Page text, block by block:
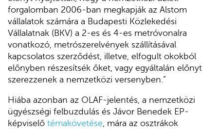
forgalomban 2006-ban megkapják az Alstom
vállalatok számára a Budapesti Közlekedési
Vállalatnak (BKV) a 2-es és 4-es metróvonalra
vonatkozó, metrószerelvények szállításával
kapcsolatos szerződést, illetve, elfogult okokból
előnyben részesítsék őket, vagy egyáltalán előnyt
szerezzenek a nemzetközi versenyben.”
Hiába azonban az OLAF-jelentés, a nemzetközi
ügyészségi felbuzdulás és Jávor Benedek EP-
képviselő témakövetése , mára az osztrákok